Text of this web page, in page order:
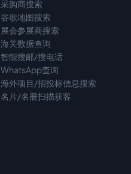
采购商搜索
谷歌地图搜索
展会参展商搜索
海关数据查询
智能搜邮/搜电话
WhatsApp查询
海外项目/招投标信息搜索
名片/名册扫描获客